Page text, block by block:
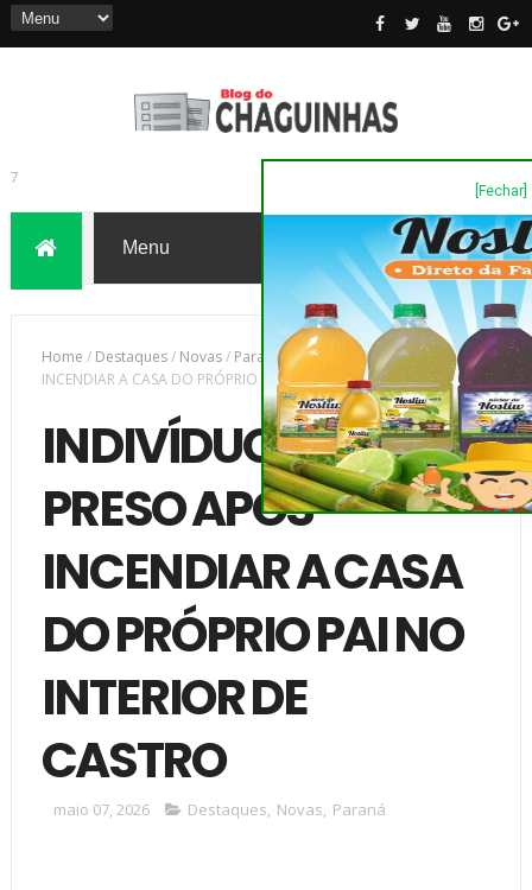
[Fechar]
7
Home / Destaques/ Novas/ Paraná /INDIVÍDUO FOI PRESO APÓS
INCENDIAR A CASA DO PRÓPRIO PAI NO INTERIOR DE CASTRO
INDIVÍDUO FOI
PRESO APÓS
INCENDIAR A CASA
DO PRÓPRIO PAI NO
INTERIOR DE
CASTRO
maio 07, 2026 Destaques, Novas, Paraná